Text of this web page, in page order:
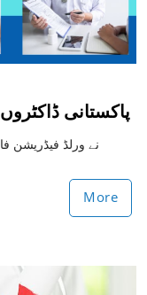
پاکستانی
More